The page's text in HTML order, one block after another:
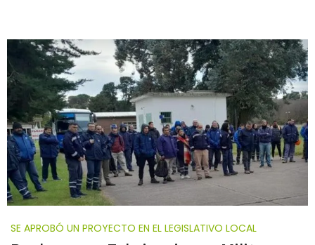
SE APROBÓ UN PROYECTO EN EL LEGISLATIVO LOCAL